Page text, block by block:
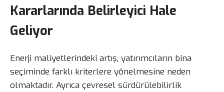
Kararlarında Belirleyici Hale
Geliyor
Enerji maliyetlerindeki artış, yatırımcıların bina
seçiminde farklı kriterlere yönelmesine neden
olmaktadır. Ayrıca çevresel sürdürülebilirlik